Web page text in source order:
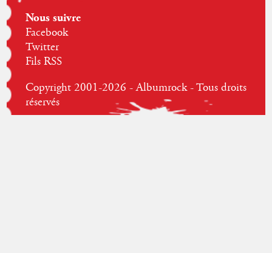
Nous suivre
Facebook
Twitter
Fils RSS
Copyright 2001-2026 - Albumrock - Tous droits
réservés